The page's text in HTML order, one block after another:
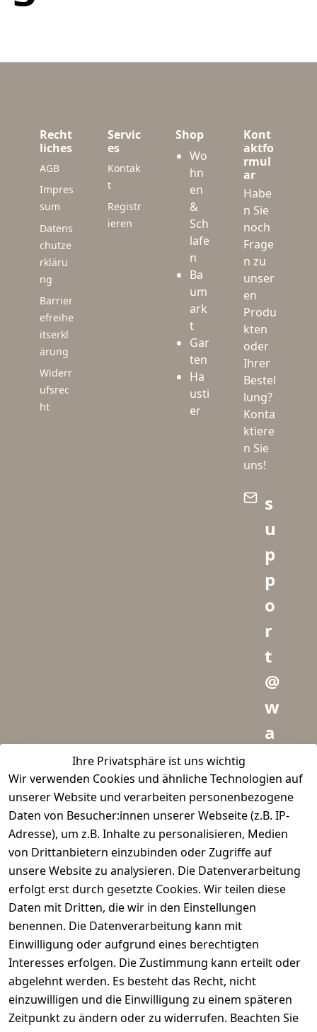
Ihre Privatsphäre ist uns wichtig
Wir verwenden Cookies und ähnliche Technologien auf
unserer Website und verarbeiten personenbezogene
Daten von Besucher:innen unserer Webseite (z.B. IP-
Adresse), um z.B. Inhalte zu personalisieren, Medien
von Drittanbietern einzubinden oder Zugriffe auf
unsere Website zu analysieren. Die Datenverarbeitung
erfolgt erst durch gesetzte Cookies. Wir teilen diese
Daten mit Dritten, die wir in den Einstellungen
benennen. Die Datenverarbeitung kann mit
Einwilligung oder aufgrund eines berechtigten
Interesses erfolgen. Die Zustimmung kann erteilt oder
abgelehnt werden. Es besteht das Recht, nicht
einzuwilligen und die Einwilligung zu einem späteren
Zeitpunkt zu ändern oder zu widerrufen. Beachten Sie
Recht
liches
AGB
Impres
sum
Datens
chutze
rkläru
ng
Barrier
efreihe
itserkl
ärung
Widerr
ufsrec
ht
Servic
es
Kontak
t
Registr
ieren
Shop
Wo
hn
en
&
Sch
lafe
n
Ba
um
ark
t
Gar
ten
Ha
usti
er
Kont
aktfo
rmul
ar
Habe
n Sie
noch
Frage
n zu
unser
en
Produ
kten
oder
Ihrer
Bestel
lung?
Konta
ktiere
n Sie
uns!
s
u
p
p
o
r
t
@
w
a
d
m
e
i
s
r.
e